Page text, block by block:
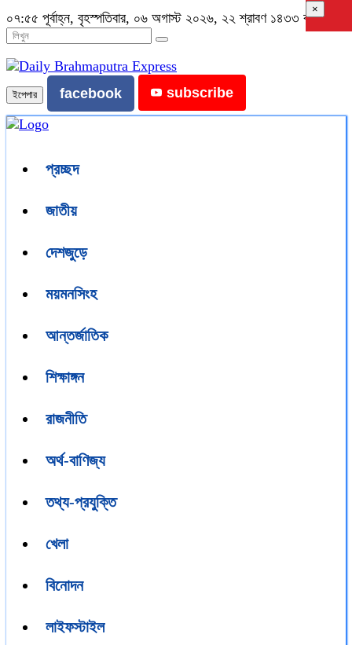
০৭:৫৫ পূর্বাহ্ন, বৃহস্পতিবার, ০৬ অগাস্ট ২০২৬, ২২ শ্রাবণ ১৪৩৩ বঙ্গাব্দ
ইপেপার facebook subscribe
প্রচ্ছদ
জাতীয়
দেশজুড়ে
ময়মনসিংহ
আন্তর্জাতিক
শিক্ষাঙ্গন
রাজনীতি
অর্থ-বাণিজ্য
তথ্য-প্রযুক্তি
খেলা
বিনোদন
লাইফস্টাইল
×